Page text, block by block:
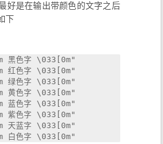
好是在输出带颜色的文字之后
下
黑色字 \033[0m"
红色字 \033[0m"
绿色字 \033[0m"
黄色字 \033[0m"
蓝色字 \033[0m"
紫色字 \033[0m"
天蓝字 \033[0m"